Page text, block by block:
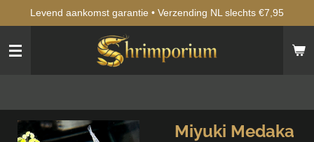
naar
hoofdinhoud
Levend aankomst garantie • Verzending NL slechts €7,95
Miyuki Medaka